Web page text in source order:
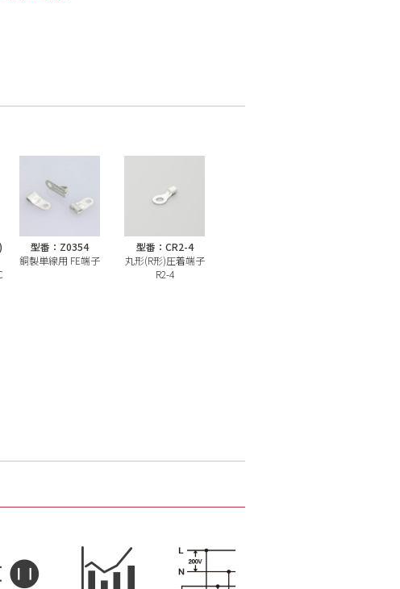
型番：Z0354
銅製単線用 FE端子
型番：CR2-4
丸形(R形)圧着端子
R2-4